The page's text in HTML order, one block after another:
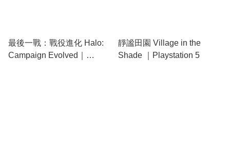
最後一戰：戰役進化 Halo:
Campaign Evolved｜
靜謐田園 Village in the
Shade ｜Playstation 5